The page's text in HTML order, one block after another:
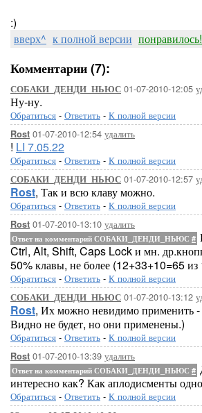
:)
вверх^ к полной версии понравилось!
Комментарии (7):
СОБАКИ_ДЕНДИ_НЬЮС 01-07-2010-12:05
Ну-ну.
Обратиться - Ответить - К полной версии
Rost 01-07-2010-12:54 удалить
! LI 7.05.22
Обратиться - Ответить - К полной версии
СОБАКИ_ДЕНДИ_НЬЮС 01-07-2010-12:57
Rost, Так и всю клаву можно.
Обратиться - Ответить - К полной версии
Rost 01-07-2010-13:10 удалить
Ответ на комментарий СОБАКИ_ДЕНДИ_НЬЮС #
Ctrl, Alt, Shift, Caps Lock и мн.
50% клавы, не более (12+33+10=65 из
Обратиться - Ответить - К полной версии
СОБАКИ_ДЕНДИ_НЬЮС 01-07-2010-13:12
Rost, Их можно невидимо применить
Видно не будет, но они применены.)
Обратиться - Ответить - К полной версии
Rost 01-07-2010-13:39 удалить
Ответ на комментарий СОБАКИ_ДЕНДИ_НЬЮС #
интересно как? Как аплодисменты
Обратиться - Ответить - К полной версии